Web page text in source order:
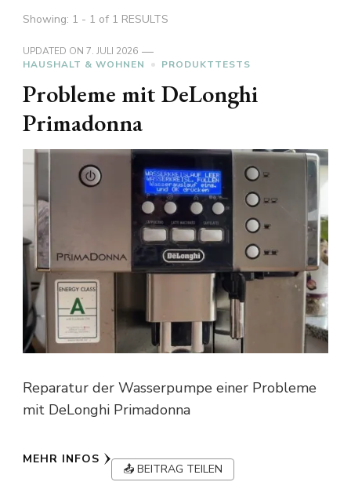
Showing: 1 - 1 of 1 RESULTS
UPDATED ON 7. JULI 2026
HAUSHALT & WOHNEN
PRODUKTTESTS
Probleme mit DeLonghi
Primadonna
Reparatur der Wasserpumpe einer Probleme
mit DeLonghi Primadonna
MEHR INFOS
📤 BEITRAG TEILEN